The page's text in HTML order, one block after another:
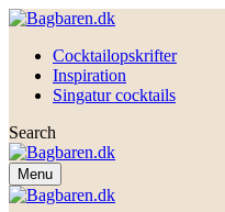
Cocktailopskrifter
Inspiration
Singatur cocktails
Search
Menu